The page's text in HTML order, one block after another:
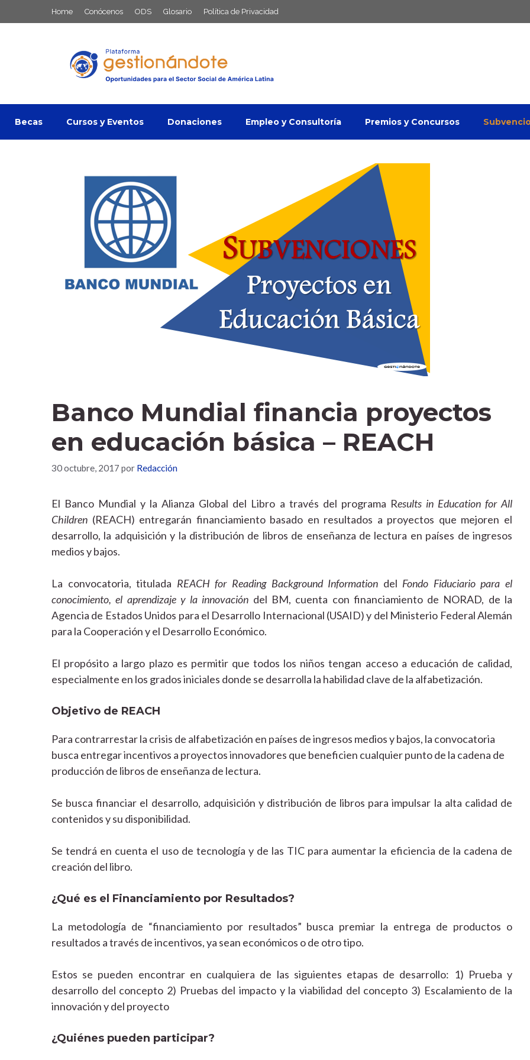
al
Home Conócenos ODS Glosario Política de Privacidad
Becas Cursos y Eventos Donaciones Empleo y Consultoría Premios y Concursos
Banco Mundial financia proyectos
en educación básica – REACH
30 octubre, 2017 por Redacción
El Banco Mundial y la Alianza Global del Libro a través del programa Results in Education for All
Children (REACH) entregarán financiamiento basado en resultados a proyectos que mejoren el
desarrollo, la adquisición y la distribución de libros de enseñanza de lectura en países de ingresos
medios y bajos.
La convocatoria, titulada REACH for Reading Background Information del Fondo Fiduciario para el
conocimiento, el aprendizaje y la innovación del BM, cuenta con financiamiento de NORAD, de la
Agencia de Estados Unidos para el Desarrollo Internacional (USAID) y del Ministerio Federal Alemán
para la Cooperación y el Desarrollo Económico.
El propósito a largo plazo es permitir que todos los niños tengan acceso a educación de calidad,
especialmente en los grados iniciales donde se desarrolla la habilidad clave de la alfabetización.
Objetivo de REACH
Para contrarrestar la crisis de alfabetización en países de ingresos medios y bajos, la convocatoria
busca entregar incentivos a proyectos innovadores que beneficien cualquier punto de la cadena de
producción de libros de enseñanza de lectura.
Se busca financiar el desarrollo, adquisición y distribución de libros para impulsar la alta calidad de
contenidos y su disponibilidad.
Se tendrá en cuenta el uso de tecnología y de las TIC para aumentar la eficiencia de la cadena de
creación del libro.
¿Qué es el Financiamiento por Resultados?
La metodología de “financiamiento por resultados” busca premiar la entrega de productos o
resultados a través de incentivos, ya sean económicos o de otro tipo.
Estos se pueden encontrar en cualquiera de las siguientes etapas de desarrollo: 1) Prueba y
desarrollo del concepto 2) Pruebas del impacto y la viabilidad del concepto 3) Escalamiento de la
innovación y del proyecto
¿Quiénes pueden participar?